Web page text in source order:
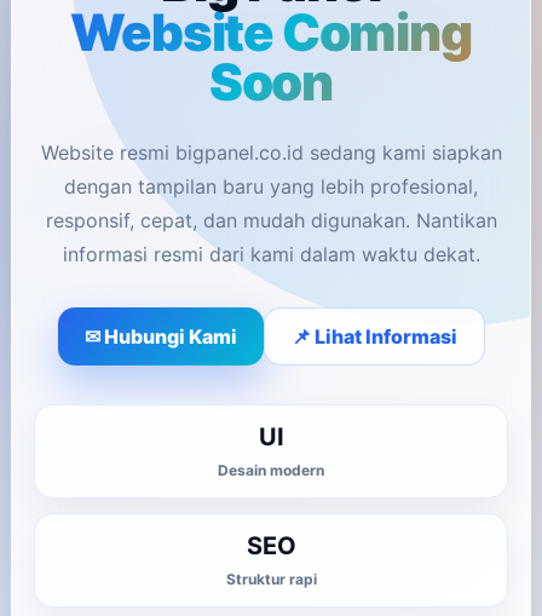
Website Coming
Soon
Website resmi bigpanel.co.id sedang kami siapkan
dengan tampilan baru yang lebih profesional,
responsif, cepat, dan mudah digunakan. Nantikan
informasi resmi dari kami dalam waktu dekat.
✉ Hubungi Kami 📌 Lihat Informasi
UI
Desain modern
SEO
Struktur rapi